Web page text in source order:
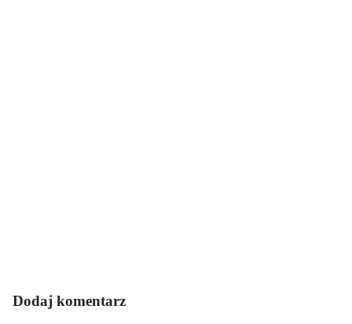
Dodaj komentarz